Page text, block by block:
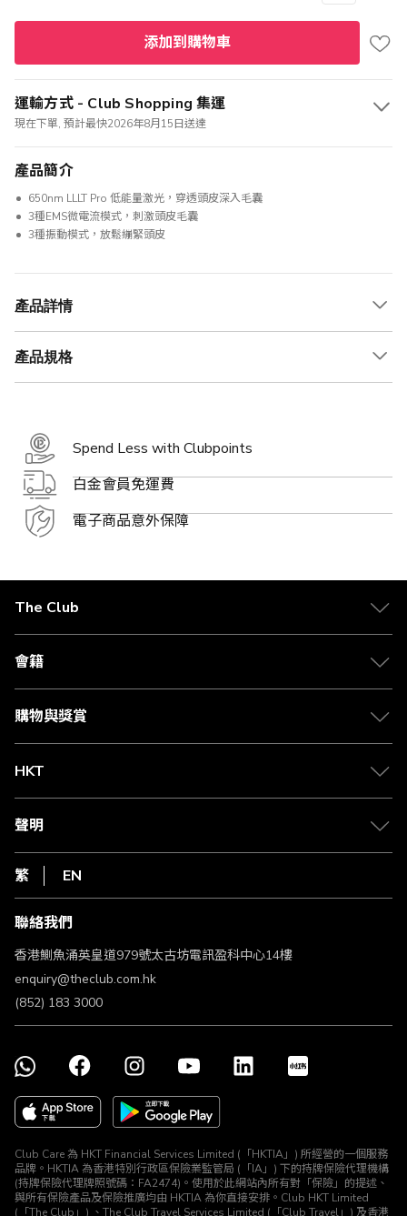
添加到購物車
運輸方式 - Club Shopping 集運
現在下單, 預計最快2026年8月15日送達
產品簡介
650nm LLLT Pro 低能量激光，穿透頭皮深入毛囊
3種EMS微電流模式，刺激頭皮毛囊
3種振動模式，放鬆繃緊頭皮
產品詳情
產品規格
Spend Less with Clubpoints
白金會員免運費
電子商品意外保障
The Club
關於 The Club
合作夥伴
媒體中心
會籍
會籍及專屬禮遇
賺取積分
購物與獎賞
物流與配送
Club Shopping 商品領取站
常見問題
HKT
csl.
1010
HKT
聲明
私隱聲明
使用條款
條款及細則
不歧視及不騷擾聲明
認可牌照及通告
繁 EN
聯絡我們
香港鰂魚涌英皇道979號太古坊電訊盈科中心14樓
enquiry@theclub.com.hk
(852) 183 3000
Club Care 為 HKT Financial Services Limited (「HKTIA」) 所經營的一個服務
品牌。HKTIA 為香港特別行政區保險業監管局 (「IA」) 下的持牌保險代理機構
(持牌保險代理牌照號碼：FA2474)。使用於此網站內所有對「保險」的提述、
與所有保險產品及保險推廣均由 HKTIA 為你直接安排。Club HKT Limited
(「The Club」) 、The Club Travel Services Limited (「Club Travel」) 及香港